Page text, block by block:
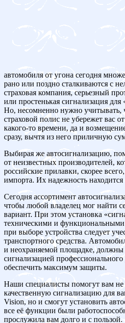
автомобиля от угона сегодня
рано или поздно сталкиваются с
страховая компания, серьезный
или простенькая сигнализация для
Но, несомненно нужно учитывать,
страховой полис не убережет вас
какого-то времени, да и
сразу, вычтя из него приличную
Выбирая же автосигнализацию,
от неизвестных производителей,
российские прилавки, скорее
импорта. Их надежность
Сегодня ассортимент
чтобы любой владелец мог найти
вариант. При этом установка
техническими и
при выборе устройства следует
транспортного средства.
и неохраняемой площадке, должны
сигнализацией
обеспечить максимум защиты.
Наши специалисты помогут вам не
качественную сигнализацию для
Vision, но и смогут установить
все её функции были
прослужила вам долго и с пользой.